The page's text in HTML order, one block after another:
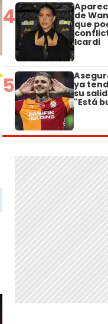
4 de
que
Icardi
5 ya
su
"Está